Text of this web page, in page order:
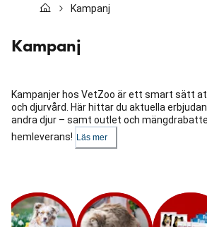
Katt
Veterinärfoder
Varumärken
Kampanj
Kampanj
Kampanjer hos VetZoo är ett smart sätt
och djurvård. Här hittar du aktuella
andra djur – samt outlet och
hemleverans! Läs mer
Hoppa